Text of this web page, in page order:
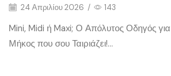
24 Απριλίου 2026 / 143
Mini, Midi ή Maxi; Ο Απόλυτος Οδηγός για
Μήκος που σου Ταιριάζει!...